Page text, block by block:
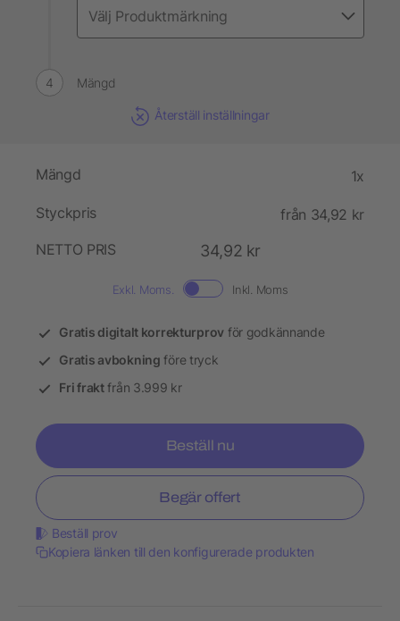
Mängd
Återställ inställningar
Mängd 1x
Styckpris
från 34,92 kr
NETTO PRIS
34,92 kr
Exkl. Moms. Inkl. Moms
Gratis digitalt korrekturprov för godkännande
Gratis avbokning före tryck
Fri fraktfrån 3.999 kr
Beställ nu
Begär offert
Beställ prov
Kopiera länken till den konfigurerade produkten